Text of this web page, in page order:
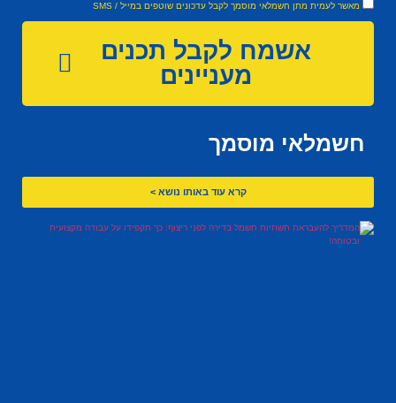
מאשר לעמית מתן חשמלאי מוסמך לקבל עדכונים שוטפים במייל / SMS
אשמח לקבל תכנים
מעניינים
חשמלאי מוסמך
קרא עוד באותו נושא >